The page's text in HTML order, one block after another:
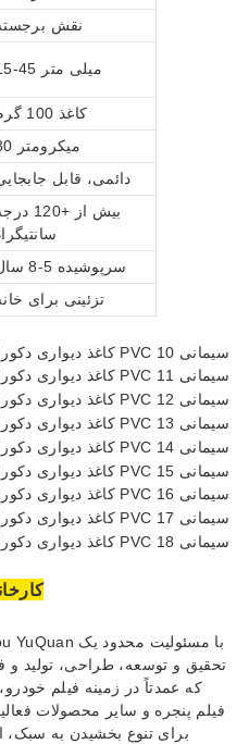
نقش
15-45 میلی متر
کاغذ 100 گرم
30 میکرومتر
دائمی، قابل
بیش از +120
سرپوشیده 5-8 سال
تزئینی برای
تحقیق و توسعه، طراحی،
که عمدتاً در زمینه فیلم
برای تنوع بخشیدن به سبک،